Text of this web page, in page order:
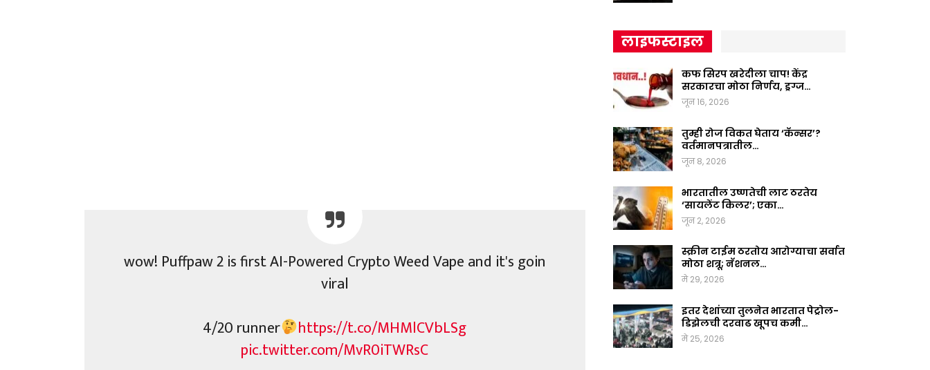
wow! Puffpaw 2 is first AI-Powered Crypto Weed Vape and it's goin
viral
4/20 runner
https://t.co/MHMlCVbLSg
pic.twitter.com/MvR0iTWRsC
लाइफस्टाइल
कफ सिरप खरेदीला चाप! केंद्र
सरकारचा मोठा निर्णय, ड्रग्ज…
जून 16, 2026
तुम्ही रोज विकत घेताय ‘कॅन्सर’?
वर्तमानपत्रातील…
जून 8, 2026
भारतातील उष्णतेची लाट ठरतेय
‘सायलेंट किलर’; एका…
जून 2, 2026
स्क्रीन टाईम ठरतोय आरोग्याचा सर्वात
मोठा शत्रू; नॅशनल…
मे 29, 2026
इतर देशांच्या तुलनेत भारतात पेट्रोल-
डिझेलची दरवाढ खूपच कमी…
मे 25, 2026